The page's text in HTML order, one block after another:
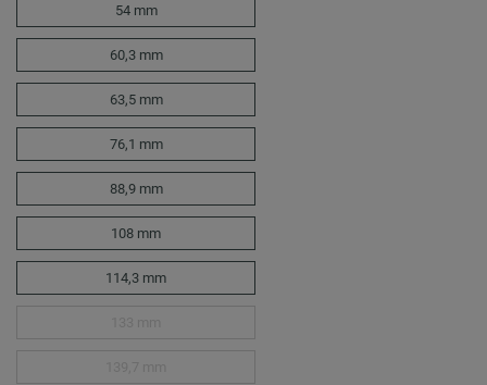
54 mm
60,3 mm
63,5 mm
76,1 mm
88,9 mm
108 mm
114,3 mm